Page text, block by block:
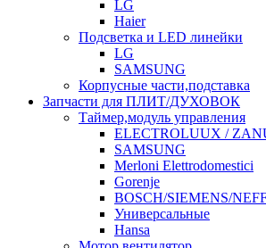
LG
Haier
Подсветка и LED линейки
LG
SAMSUNG
Корпусные части,подставка
Запчасти для ПЛИТ/ДУХОВОК
Таймер,модуль управления
ELECTROLUUX /
SAMSUNG
Merloni Elettrodomestici
Gorenje
BOSCH/SIEMENS/
Универсальные
Hansa